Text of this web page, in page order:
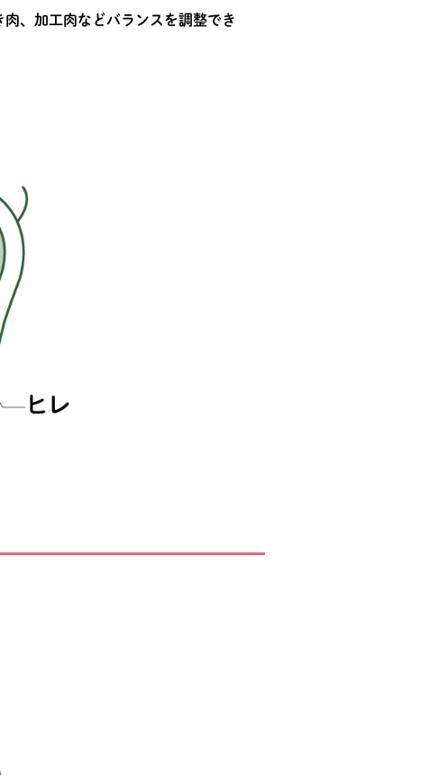
、加工肉などバランスを調整でき